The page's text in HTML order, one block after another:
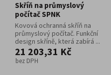
Skříň na průmyslový
počítač SPNK
Kovová ochranná skříň na
průmyslový počítač. Funkční
design skříně, která zabírá ...
21 203,31 Kč
bez DPH